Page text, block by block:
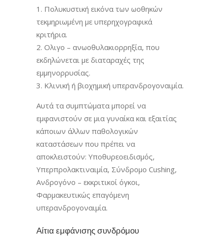
Πολυκυστική εικόνα των ωοθηκών
τεκμηριωμένη με υπερηχογραφικά
κριτήρια.
Ολιγο – ανωοθυλακιορρηξία, που
εκδηλώνεται με διαταραχές της
εμμηνορρυσίας.
Κλινική ή βιοχημική υπερανδρογοναιμία.
Αυτά τα συμπτώματα μπορεί να
εμφανιστούν σε μια γυναίκα και εξαιτίας
κάποιων άλλων παθολογικών
καταστάσεων που πρέπει να
αποκλειστούν: Υποθυρεοειδισμός,
Υπερπρολακτιναιμία, Σύνδρομο Cushing,
Ανδρογόνο – εκκριτικοί όγκοι,
Φαρμακευτικώς επαγόμενη
υπερανδρογοναιμία.
Αίτια εμφάνισης συνδρόμου